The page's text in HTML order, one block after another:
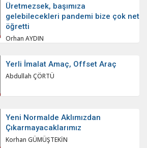
Üretmezsek, başımıza
gelebilecekleri pandemi bize çok net
öğretti
Orhan AYDIN
Yerli İmalat Amaç, Offset Araç
Abdullah ÇÖRTÜ
Yeni Normalde Aklımızdan
Çıkarmayacaklarımız
Korhan GÜMÜŞTEKİN